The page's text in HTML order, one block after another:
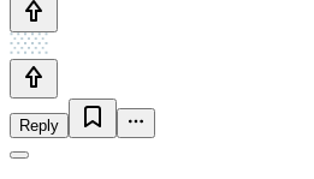
Reply